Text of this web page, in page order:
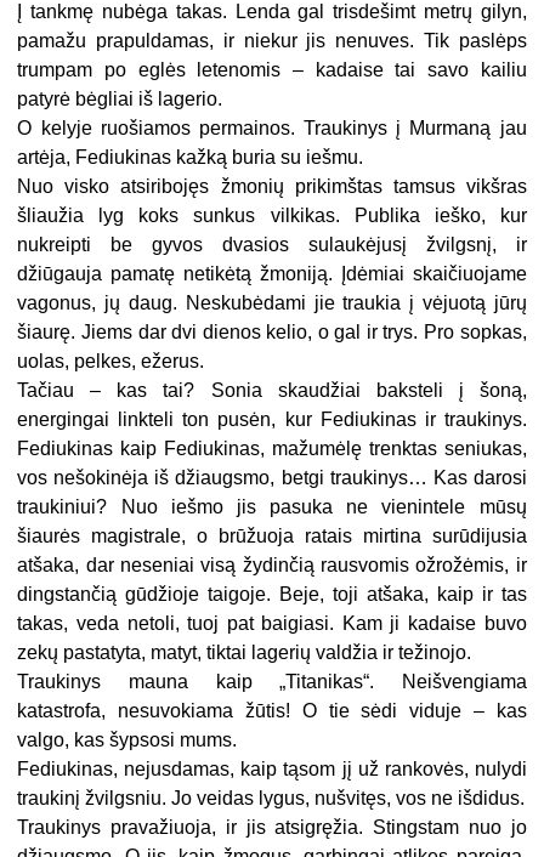
Į tankmę nubėga takas. Lenda gal trisdešimt metrų gilyn,
pamažu prapuldamas, ir niekur jis nenuves. Tik paslėps
trumpam po eglės letenomis – kadaise tai savo kailiu
patyrė bėgliai iš lagerio.
O kelyje ruošiamos permainos. Traukinys į Murmaną jau
artėja, Fediukinas kažką buria su iešmu.
Nuo visko atsiribojęs žmonių prikimštas tamsus vikšras
šliaužia lyg koks sunkus vilkikas. Publika ieško, kur
nukreipti be gyvos dvasios sulaukėjusį žvilgsnį, ir
džiūgauja pamatę netikėtą žmoniją. Įdėmiai skaičiuojame
vagonus, jų daug. Neskubėdami jie traukia į vėjuotą jūrų
šiaurę. Jiems dar dvi dienos kelio, o gal ir trys. Pro sopkas,
uolas, pelkes, ežerus.
Tačiau – kas tai? Sonia skaudžiai baksteli į šoną,
energingai linkteli ton pusėn, kur Fediukinas ir traukinys.
Fediukinas kaip Fediukinas, mažumėlę trenktas seniukas,
vos nešokinėja iš džiaugsmo, betgi traukinys… Kas darosi
traukiniui? Nuo iešmo jis pasuka ne vienintele mūsų
šiaurės magistrale, o brūžuoja ratais mirtina surūdijusia
atšaka, dar neseniai visą žydinčią rausvomis ožrožėmis, ir
dingstančią gūdžioje taigoje. Beje, toji atšaka, kaip ir tas
takas, veda netoli, tuoj pat baigiasi. Kam ji kadaise buvo
zekų pastatyta, matyt, tiktai lagerių valdžia ir težinojo.
Traukinys mauna kaip „Titanikas“. Neišvengiama
katastrofa, nesuvokiama žūtis! O tie sėdi viduje – kas
valgo, kas šypsosi mums.
Fediukinas, nejusdamas, kaip tąsom jį už rankovės, nulydi
traukinį žvilgsniu. Jo veidas lygus, nušvitęs, vos ne išdidus.
Traukinys pravažiuoja, ir jis atsigręžia. Stingstam nuo jo